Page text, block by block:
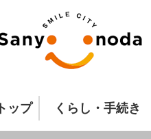
トップ くらし・手続き